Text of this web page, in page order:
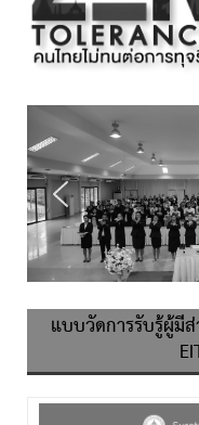
แบบวัดการรับรู้ผู้มี